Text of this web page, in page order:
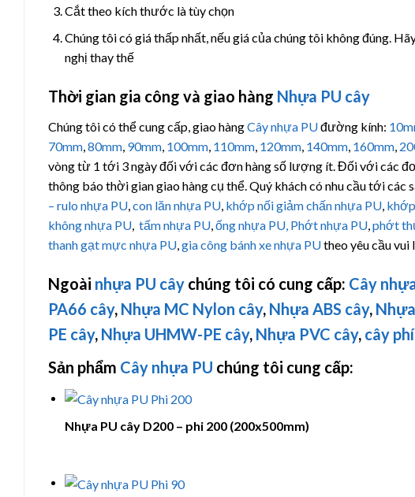
Cắt theo kích thước là tùy chọn
Chúng tôi có giá thấp nhất, nếu giá của chúng tôi không đúng.
nghị thay thế
Thời gian gia công và giao hàng Nhựa PU cây
Chúng tôi có thể cung cấp, giao hàngCây nhựa PUđường kính:
70mm,80mm, 90mm, 100mm, 110mm, 120mm, 140mm, 160mm,
vòng từ 1 tới 3 ngày đối với các đơn hàng số lượng ít. Đối với các
thông báo thời gian giao hàng cụ thể. Quý khách có nhu cầu tới các
– rulo nhựa PU,con lăn nhựa PU, khớp nối giảm chấn nhựa PU,
không nhựa PU, tấm nhựa PU,ống nhựa PU, Phớt nhựa PU,phớt
thanh gạt mực nhựa PU,gia công bánh xe nhựa PUtheo yêu cầu vui
Ngoài nhựa PU cây chúng tôi có cung cấp: Cây
PA66 cây, Nhựa MC Nylon cây, Nhựa ABS cây,
PE cây, Nhựa UHMW-PE cây, Nhựa PVC cây, cây
Sản phẩm Cây nhựa PU chúng tôi cung cấp:
Nhựa PU cây D200 – phi 200 (200x500mm)